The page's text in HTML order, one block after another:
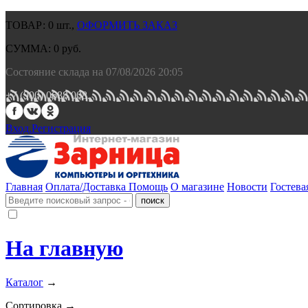
ТОВАР: 0 шт., ОФОРМИТЬ ЗАКАЗ
СУММА: 0 руб.
Состояние склада на 07/08/2026 20:05
+7 (900) 0688 008.
Вход.Регистрация
Главная Оплата/Доставка Помощь О магазине Новости
На главную
Каталог →
Сортировка →